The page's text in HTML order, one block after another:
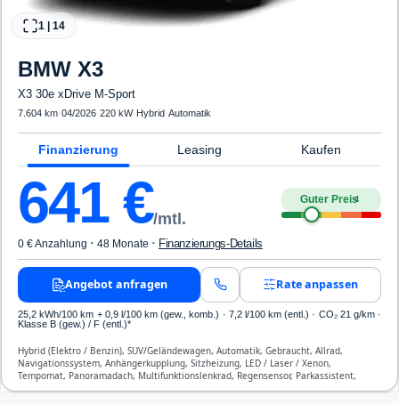
1 | 14
BMW X3
X3 30e xDrive M-Sport
7.604 km·04/2026·220 kW· Hybrid·Automatik
Finanzierung Leasing Kaufen
641€/mtl.
Guter Preis4
0 € Anzahlung · 48 Monate · Finanzierungs-Details
Angebot anfragen Rate anpassen
25,2 kWh/100 km + 0,9 l/100 km (gew., komb.) · 7,2 l/100 km (entl.) · CO₂ 21 g/km ·
Klasse B (gew.) / F (entl.)*
Hybrid (Elektro / Benzin), SUV/Geländewagen, Automatik, Gebraucht, Allrad,
Navigationssystem, Anhängerkupplung, Sitzheizung, LED / Laser / Xenon,
Tempomat, Panoramadach, Multifunktionslenkrad, Regensensor, Parkassistent,
Notruf-Assistent, Lichtsensor, Start/Stopp-Automatik, Bluetooth,